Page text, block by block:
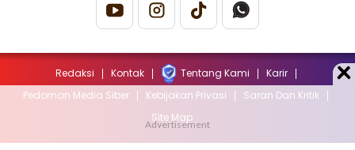
Redaksi Kontak Tentang Kami
Karir
Pedoman Media Siber
Kebijakan Privasi
Saran Dan Kritik
Site Map